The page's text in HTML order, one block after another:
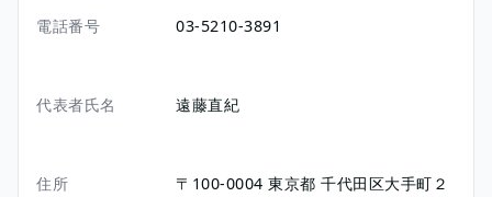
電話番号 03-5210-3891
代表者氏名 遠藤直紀
住所 〒100-0004東京都千代田区大手町２